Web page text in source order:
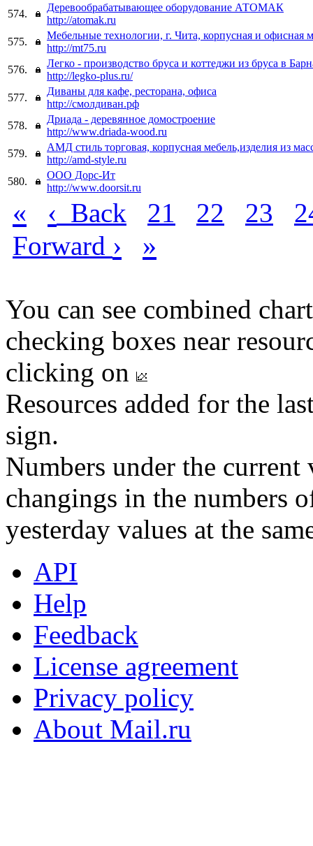
574.
Деревообрабатывающее оборудование АТОМАК
http://atomak.ru
575.
Мебельные технологии, г. Чита, корпусная и офисная
http://mt75.ru
576.
Легко - производство бруса и коттеджи из бруса в
http://legko-plus.ru/
577.
Диваны для кафе, ресторана, офиса
http://смолдиван.рф
578.
Дриада - деревянное домостроение
http://www.driada-wood.ru
579.
АМД стиль торговая, корпусная мебель,изделия из
http://amd-style.ru
580.
ООО Дорс-Ит
http://www.doorsit.ru
« ‹ Back 21 22 23
Forward › »
You can see combined
checking boxes near
clicking on
Resources added for the
sign.
Numbers under the
changings in the numbers
yesterday values at the
API
Help
Feedback
License agreement
Privacy policy
About Mail.ru